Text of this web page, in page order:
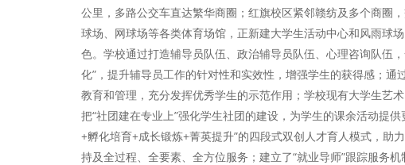
公里，多路公交车直达繁华商圈；红旗校区紧邻赣纺及多个商圈
球场、网球场等各类体育场馆，正新建大学生活动中心和风雨球
色。学校通过打造辅导员队伍、政治辅导员队伍、心理咨询队伍
化”，提升辅导员工作的针对性和实效性，增强学生的获得感；通
教育和管理，充分发挥优秀学生的示范作用；学校现有大学生艺
把“社团建在专业上”强化学生社团的建设，为学生的课余活动提
+孵化培育+成长锻炼+菁英提升”的四段式双创人才育人模式，助
持及全过程、全要素、全方位服务；建立了“就业导师”跟踪服务